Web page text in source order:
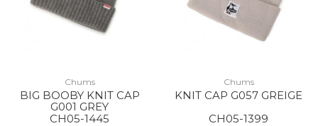
Chums
BIG BOOBY KNIT CAP
G001 GREY
CH05-1445
Chums
KNIT CAP G057 GREIGE
CH05-1399